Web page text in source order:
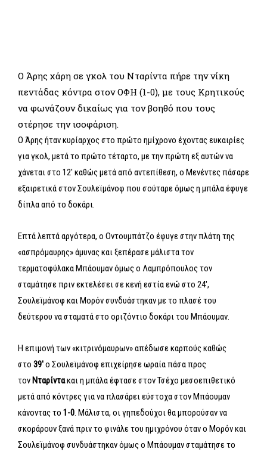
Ο Άρης χάρη σε γκολ του Νταρίντα πήρε την νίκη
πεντάδας κόντρα στον ΟΦΗ (1-0), με τους Κρητικούς
να φωνάζουν δικαίως για τον βοηθό που τους
στέρησε την ισοφάριση.
Ο Άρης ήταν κυρίαρχος στο πρώτο ημίχρονο έχοντας ευκαιρίες
για γκολ, μετά το πρώτο τέταρτο, με την πρώτη εξ αυτών να
χάνεται στο 12′ καθώς μετά από αντεπίθεση, ο Μενέντες πάσαρε
εξαιρετικά στον Σουλεϊμάνοφ που σούταρε όμως η μπάλα έφυγε
δίπλα από το δοκάρι.
Επτά λεπτά αργότερα, ο Οντουμπάτζο έφυγε στην πλάτη της
«ασπρόμαυρης» άμυνας και ξεπέρασε μάλιστα τον
τερματοφύλακα Μπάουμαν όμως ο Λαμπρόπουλος τον
σταμάτησε πριν εκτελέσει σε κενή εστία ενώ στο 24′,
Σουλεϊμάνοφ και Μορόν συνδυάστηκαν με το πλασέ του
δεύτερου να σταματά στο οριζόντιο δοκάρι του Μπάουμαν.
Η επιμονή των «κιτρινόμαυρων» απέδωσε καρπούς καθώς
στο 39′ο Σουλεϊμάνοφ επιχείρησε ωραία πάσα προς
τον Νταρίντακαι η μπάλα έφτασε στον Τσέχο μεσοεπιθετικό
μετά από κόντρες για να πλασάρει εύστοχα στον Μπάουμαν
κάνοντας το 1-0. Μάλιστα, οι γηπεδούχοι θα μπορούσαν να
σκοράρουν ξανά πριν το φινάλε του ημιχρόνου όταν ο Μορόν και
Σουλεϊμάνοφ συνδυάστηκαν όμως ο Μπάουμαν σταμάτησε το